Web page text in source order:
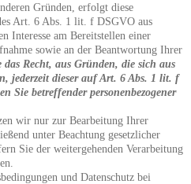
Gründen, erfolgt diese
Art. 6 Abs. 1 lit. f DSGVO aus
Interesse am Bereitstellen einer
sowie an der Beantwortung Ihrer
Recht, aus Gründen, die sich aus
jederzeit dieser auf Art. 6 Abs. 1 lit. f
Sie betreffender personenbezogener
wir nur zur Bearbeitung Ihrer
unter Beachtung gesetzlicher
Sie der weitergehenden Verarbeitung
und Datenschutz bei